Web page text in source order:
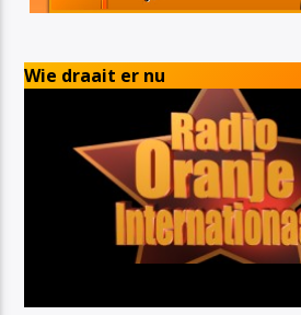
Wie draait er nu